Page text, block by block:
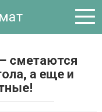
сметаются
а еще и